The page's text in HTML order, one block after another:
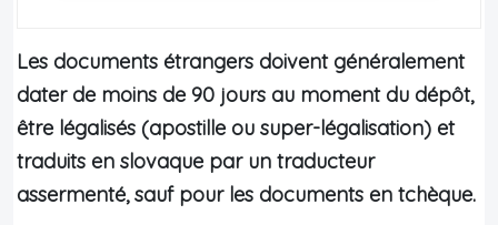
Les documents étrangers doivent généralement
dater de moins de 90 jours au moment du dépôt,
être légalisés (apostille ou super-légalisation) et
traduits en slovaque par un traducteur
assermenté, sauf pour les documents en tchèque.